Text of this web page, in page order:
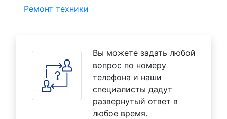
Ремонт техники
Вы можете задать любой
вопрос по номеру
телефона и наши
специалисты дадут
развернутый ответ в
любое время.